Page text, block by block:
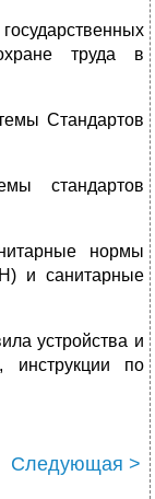
труда в
Стандартов
стандартов
нормы
и санитарные
устройства и
инструкции по
Следующая >